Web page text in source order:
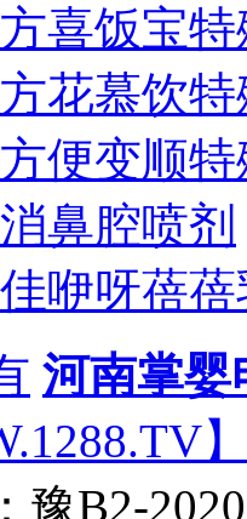
喜饭宝
花慕饮
便变顺
鼻腔喷剂
咿呀蓓
河南掌婴
】
豫B2-